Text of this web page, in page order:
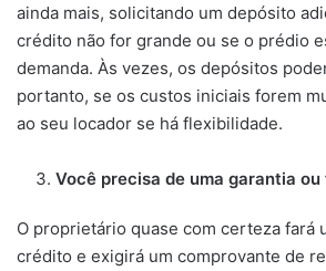
ainda mais, solicitando um depósito
crédito não for grande ou se o prédio
demanda. Às vezes, os depósitos
portanto, se os custos iniciais forem
ao seu locador se há flexibilidade.
Você precisa de uma garantia ou
O proprietário quase com certeza fará
crédito e exigirá um comprovante de